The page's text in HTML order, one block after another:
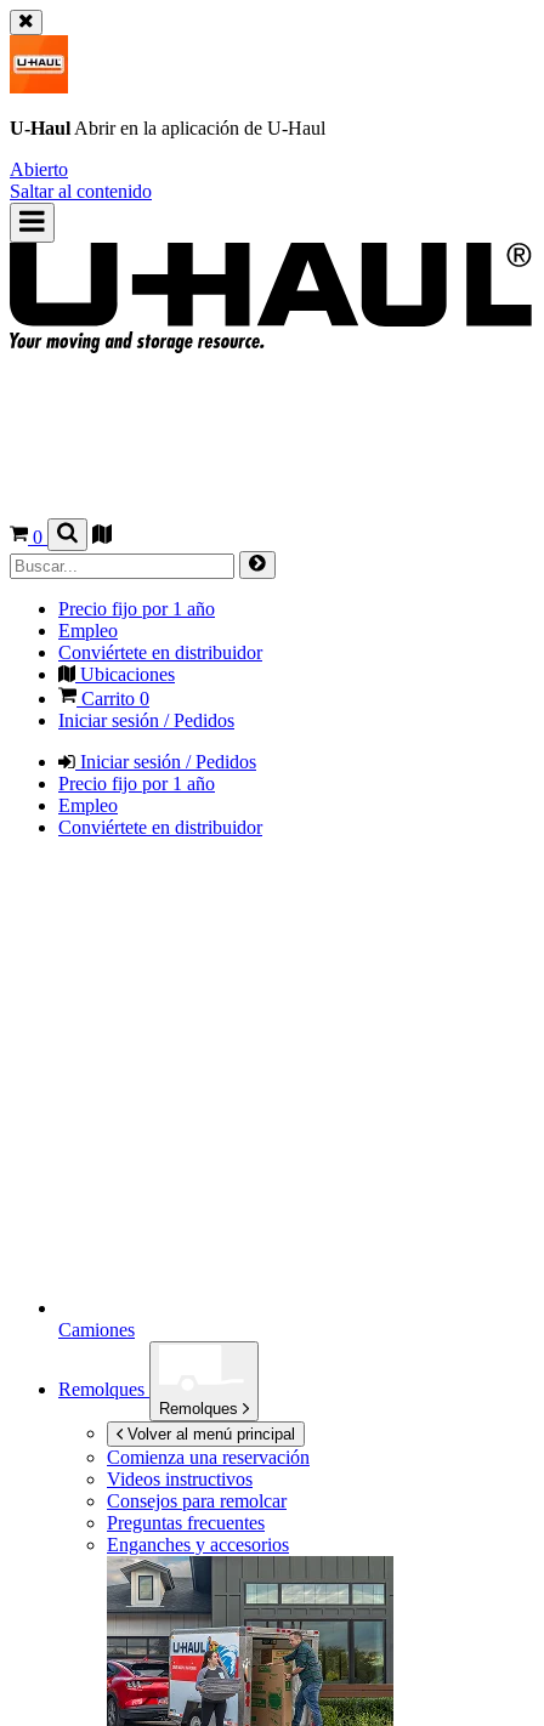
U-Haul Abrir en la aplicación de U-Haul
Abierto
Saltar al contenido
0
Precio fijo por 1 año
Empleo
Conviértete en distribuidor
Ubicaciones
Carrito 0
Iniciar sesión / Pedidos
Iniciar sesión / Pedidos
Precio fijo por 1 año
Empleo
Conviértete en distribuidor
Camiones
Remolques
Remolques
Volver al menú principal
Comienza una reservación
Videos instructivos
Consejos para remolcar
Preguntas frecuentes
Enganches y accesorios